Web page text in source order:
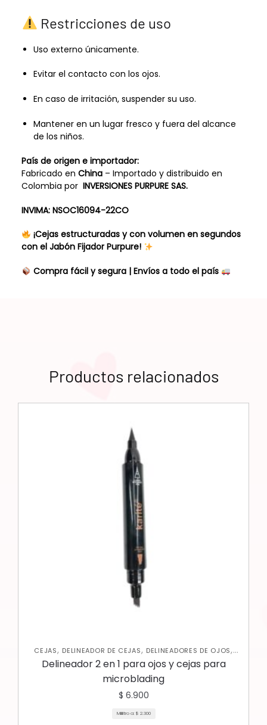
Restricciones de uso
Uso externo únicamente.
Evitar el contacto con los ojos.
En caso de irritación, suspender su uso.
Mantener en un lugar fresco y fuera del alcance
de los niños.
País de origen e importador:
Fabricado en China– Importado y distribuido en
Colombia por INVERSIONES PURPURE SAS.
INVIMA: NSOC16094-22CO
¡Cejas estructuradas y con volumen en segundos
con el Jabón Fijador Purpure!
Compra fácil y segura | Envíos a todo el país
Productos relacionados
CEJAS, DELINEADOR DE CEJAS, DELINEADORES DE OJOS,
Delineador 2 en 1 para ojos y cejas para
microblading
$ 6.900
Mililitro a: $ 2.300